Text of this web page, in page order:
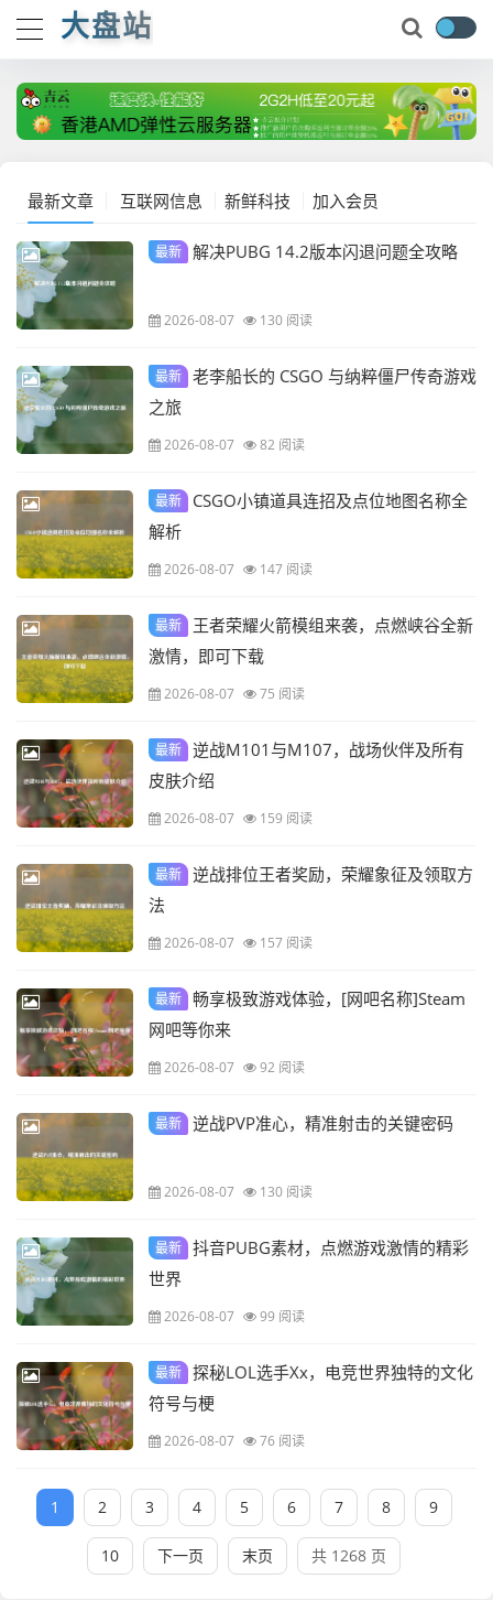
大盘站
最新文章 互联网信息 新鲜科技 加入会员
最新 解决PUBG 14.2版本闪退问题全攻略
2026-08-07 130 阅读
最新 老李船长的 CSGO 与纳粹僵尸传奇游戏
之旅
2026-08-07 82 阅读
最新
CSGO小镇道具连招及点位地图名称全
解析
2026-08-07 147 阅读
最新
王者荣耀火箭模组来袭，点燃峡谷全新
激情，即可下载
2026-08-07 75 阅读
最新 逆战M101与M107，战场伙伴及所有
皮肤介绍
2026-08-07 159 阅读
最新 逆战排位王者奖励，荣耀象征及领取方
法
2026-08-07 157 阅读
最新
畅享极致游戏体验，[网吧名称]Steam
网吧等你来
2026-08-07 92 阅读
最新 逆战PVP准心，精准射击的关键密码
2026-08-07 130 阅读
最新 抖音PUBG素材，点燃游戏激情的精彩
世界
2026-08-07 99 阅读
最新 探秘LOL选手Xx，电竞世界独特的文化
符号与梗
2026-08-07 76 阅读
1 2 3 4 5 6 7 8 9
10 下一页 末页 共 1268 页